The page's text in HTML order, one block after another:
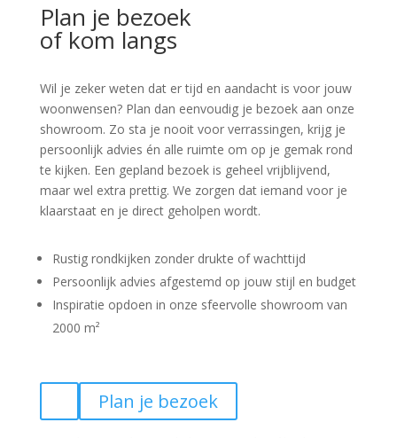
Plan je bezoek
of kom langs
Wil je zeker weten dat er tijd en aandacht is voor jouw
woonwensen? Plan dan eenvoudig je bezoek aan onze
showroom. Zo sta je nooit voor verrassingen, krijg je
persoonlijk advies én alle ruimte om op je gemak rond
te kijken. Een gepland bezoek is geheel vrijblijvend,
maar wel extra prettig. We zorgen dat iemand voor je
klaarstaat en je direct geholpen wordt.
Rustig rondkijken zonder drukte of wachttijd
Persoonlijk advies afgestemd op jouw stijl en budget
Inspiratie opdoen in onze sfeervolle showroom van
2000 m²
Plan je bezoek